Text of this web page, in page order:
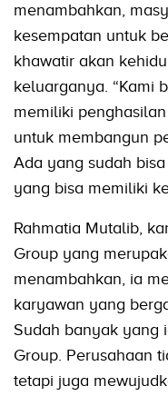
menambahkan,
kesempatan untuk
khawatir akan
keluarganya. “Kami
memiliki
untuk membangun
Ada yang sudah
yang bisa memiliki
Rahmatia Mutalib,
Group yang
menambahkan, ia
karyawan yang
Sudah banyak yang
Group. Perusahaan
tetapi juga